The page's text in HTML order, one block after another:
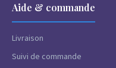
Aide & commande
Livraison
Suivi de commande